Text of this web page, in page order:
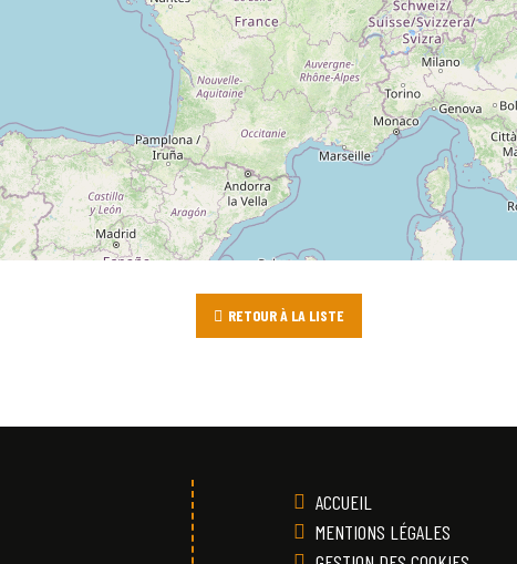
RETOUR À LA LISTE
ACCUEIL
MENTIONS LÉGALES